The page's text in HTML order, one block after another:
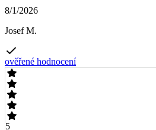
8/1/2026
Josef M.
ověřené hodnocení
5